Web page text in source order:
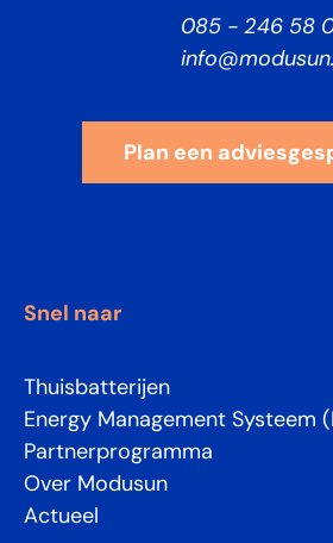
085 - 246 58
Plan een
Snel naar
Thuisbatterijen
Energy Management Systeem
Partnerprogramma
Over Modusun
Actueel